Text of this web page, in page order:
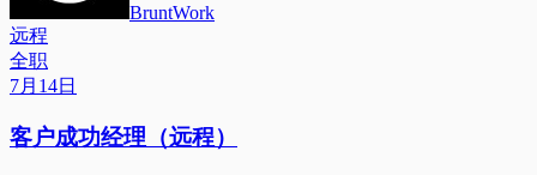
BruntWork
远程
全职
7月14日
客户成功经理（远程）